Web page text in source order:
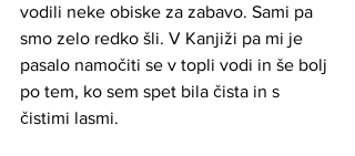
vodili neke obiske za zabavo. Sami pa
smo zelo redko šli. V Kanjiži pa mi je
pasalo namočiti se v topli vodi in še bolj
po tem, ko sem spet bila čista in s
čistimi lasmi.